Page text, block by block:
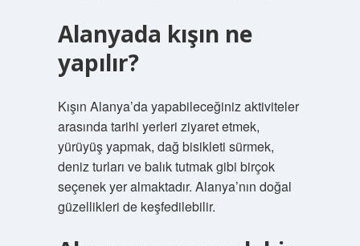
Alanyada kışın ne
yapılır?
Kışın Alanya’da yapabileceğiniz aktiviteler
arasında tarihi yerleri ziyaret etmek,
yürüyüş yapmak, dağ bisikleti sürmek,
deniz turları ve balık tutmak gibi birçok
seçenek yer almaktadır. Alanya’nın doğal
güzellikleri de keşfedilebilir.